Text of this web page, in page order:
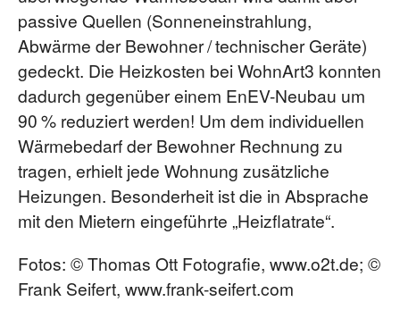
passive Quellen (Sonneneinstrahlung,
Abwärme der Bewohner / technischer Geräte)
gedeckt. Die Heizkosten bei WohnArt3 konnten
dadurch gegenüber einem EnEV-Neubau um
90 % reduziert werden! Um dem individuellen
Wärmebedarf der Bewohner Rechnung zu
tragen, erhielt jede Wohnung zusätzliche
Heizungen. Besonderheit ist die in Absprache
mit den Mietern eingeführte „Heizflatrate“.
Fotos: © Thomas Ott Fotografie, www.o2t.de; ©
Frank Seifert, www.frank-seifert.com